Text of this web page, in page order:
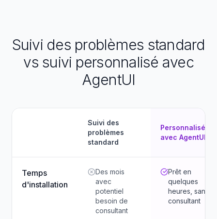
Suivi des problèmes standard
vs suivi personnalisé avec
AgentUI
Suivi des
problèmes
standard
Personnalisé
avec AgentUI
Temps
d'installation
Des mois
avec
potentiel
besoin de
consultant
Prêt en
quelques
heures, sans
consultant